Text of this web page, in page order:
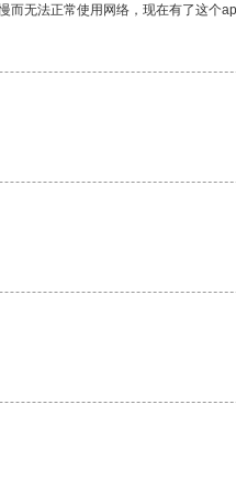
无法正常使用网络，现在有了这个